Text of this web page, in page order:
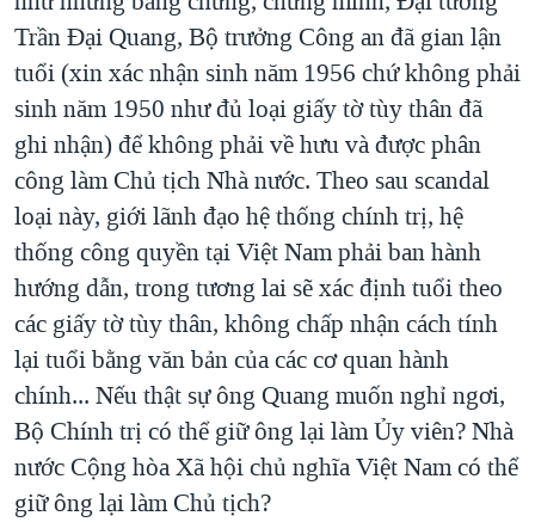
Trần Đại Quang, Bộ trưởng Công an đã gian lận
tuổi (xin xác nhận sinh năm 1956 chứ không phải
sinh năm 1950 như đủ loại giấy tờ tùy thân đã
ghi nhận) để không phải về hưu và được phân
công làm Chủ tịch Nhà nước. Theo sau scandal
loại này, giới lãnh đạo hệ thống chính trị, hệ
thống công quyền tại Việt Nam phải ban hành
hướng dẫn, trong tương lai sẽ xác định tuổi theo
các giấy tờ tùy thân, không chấp nhận cách tính
lại tuổi bằng văn bản của các cơ quan hành
chính... Nếu thật sự ông Quang muốn nghỉ ngơi,
Bộ Chính trị có thể giữ ông lại làm Ủy viên? Nhà
nước Cộng hòa Xã hội chủ nghĩa Việt Nam có thể
giữ ông lại làm Chủ tịch?